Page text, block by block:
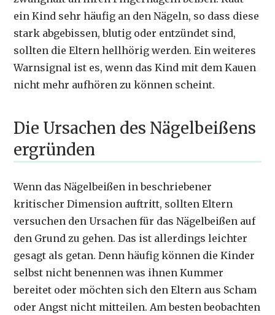
ein Kind sehr häufig an den Nägeln, so dass diese
stark abgebissen, blutig oder entzündet sind,
sollten die Eltern hellhörig werden. Ein weiteres
Warnsignal ist es, wenn das Kind mit dem Kauen
nicht mehr aufhören zu können scheint.
Die Ursachen des Nägelbeißens
ergründen
Wenn das Nägelbeißen in beschriebener
kritischer Dimension auftritt, sollten Eltern
versuchen den Ursachen für das Nägelbeißen auf
den Grund zu gehen. Das ist allerdings leichter
gesagt als getan. Denn häufig können die Kinder
selbst nicht benennen was ihnen Kummer
bereitet oder möchten sich den Eltern aus Scham
oder Angst nicht mitteilen. Am besten beobachten